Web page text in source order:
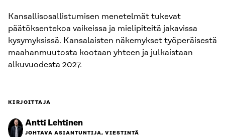
Kansallisosallistumisen menetelmät tukevat
päätöksentekoa vaikeissa ja mielipiteitä jakavissa
kysymyksissä. Kansalaisten näkemykset työperäisestä
maahanmuutosta kootaan yhteen ja julkaistaan
alkuvuodesta 2027.
KIRJOITTAJA
Antti Lehtinen
JOHTAVA ASIANTUNTIJA, VIESTINTÄ